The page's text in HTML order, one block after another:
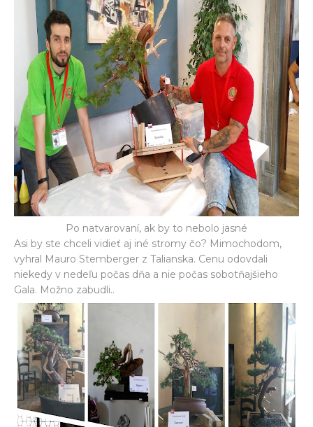
Po natvarovaní, ak by to nebolo jasné
Asi by ste chceli vidieť aj iné stromy čo? Mimochodom,
vyhral Mauro Stemberger z Talianska. Cenu odovdali
niekedy v nedeľu počas dňa a nie počas sobotňajšieho
Gala. Možno zabudli..